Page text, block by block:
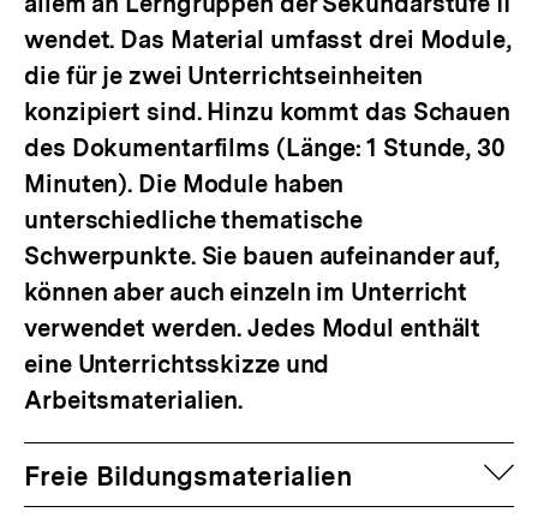
wendet. Das Material umfasst drei Module,
die für je zwei Unterrichtseinheiten
konzipiert sind. Hinzu kommt das Schauen
des Dokumentarfilms (Länge: 1 Stunde, 30
Minuten). Die Module haben
unterschiedliche thematische
Schwerpunkte. Sie bauen aufeinander auf,
können aber auch einzeln im Unterricht
verwendet werden. Jedes Modul enthält
eine Unterrichtsskizze und
Arbeitsmaterialien.
Freie Bildungsmaterialien